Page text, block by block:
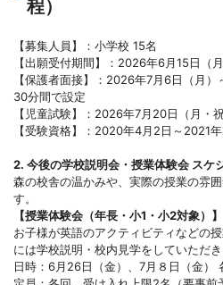
程）
【募集人員】：小学校 15名
【出願受付期間】：2026年6月15日（
【保護者面接】：2026年7月6日（月
30分間で設定
【児童試験】：2026年7月20日（月・
【受験資格】：2020年4月2日～2021
2. 今後の学校説明会・授業体験会 スケ
森の校舎の温かみや、実際の授業の雰
す。
【授業体験会（年長・小1・小2対象）】
お子様が英語のアクティビティなどの
には学校説明・校内見学をしていただき
日時：6月26日（金）、7月８日（金）